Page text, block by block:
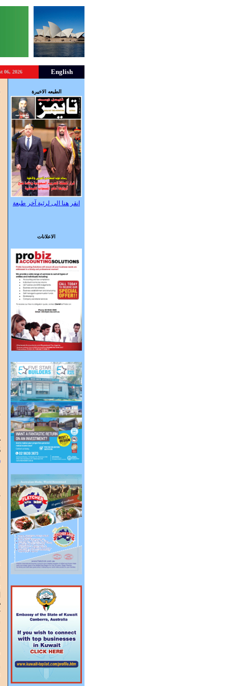
English
06, 2026
الطبعه الاخيرة
انقر هنا الى لرئية آخر طبعة
الاعلانات